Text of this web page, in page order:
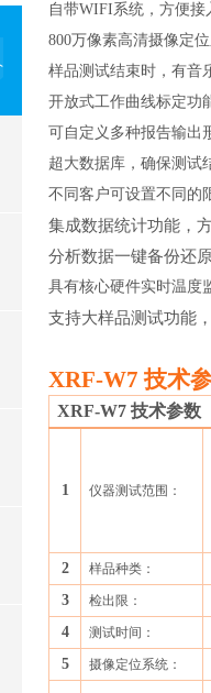
自带WIFI系统，方便接
800万像素高清摄像定
样品测试结束时，有音
开放式工作曲线标定功
可自定义多种报告输出
超大数据库，确保测试
不同客户可设置不同的
集成数据统计功能，
分析数据一键备份还
具有核心硬件实时温度
支持大样品测试功能
XRF-W7 技术
XRF-W7 技术参数
1 仪器测试范围：
2 样品种类：
3 检出限 ：
4 测试时间：
5 摄像定位系统：